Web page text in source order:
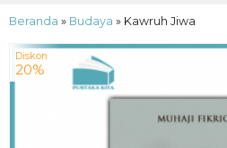
Beranda » Budaya » Kawruh Jiwa
Diskon
20%